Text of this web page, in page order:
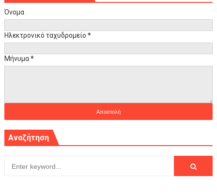
Όνομα
Ηλεκτρονικό ταχυδρομείο *
Μήνυμα*
Αναζήτηση